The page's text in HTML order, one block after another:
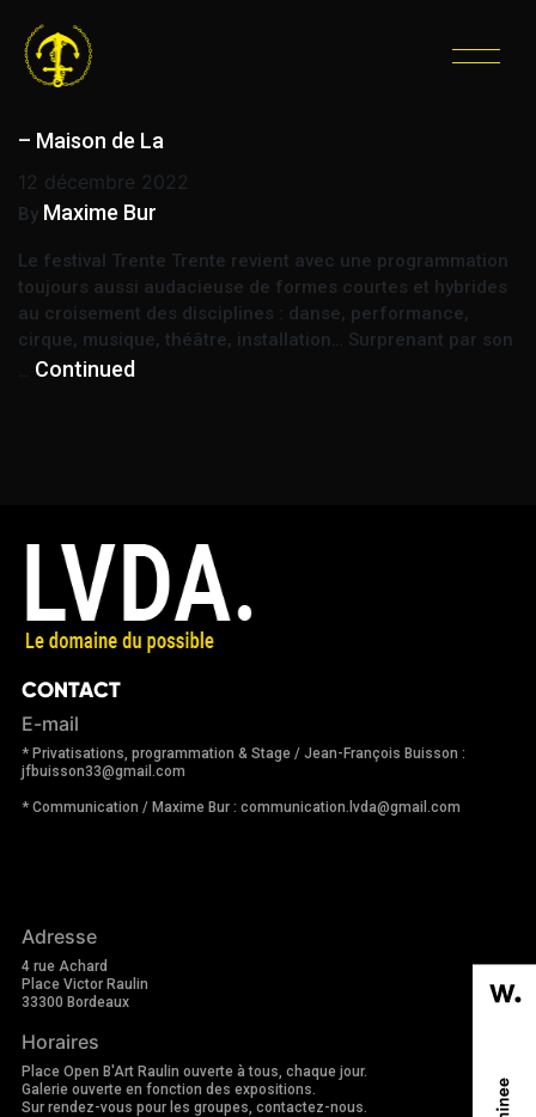
ÉTIQUETTE :
Trente Trente – Défilé performances et curiosités
– Maison de La
12 décembre 2022
By Maxime Bur
Le festival Trente Trente revient avec une programmation
toujours aussi audacieuse de formes courtes et hybrides
au croisement des disciplines : danse, performance,
cirque, musique, théâtre, installation… Surprenant par son
… Continued
CONTACT
E-mail
* Privatisations, programmation & Stage / Jean-François Buisson :
jfbuisson33@gmail.com
* Communication / Maxime Bur : communication.lvda@gmail.com
Adresse
4 rue Achard
Place Victor Raulin
33300 Bordeaux
Horaires
Place Open B'Art Raulin ouverte à tous, chaque jour.
Galerie ouverte en fonction des expositions.
Sur rendez-vous pour les groupes, contactez-nous.